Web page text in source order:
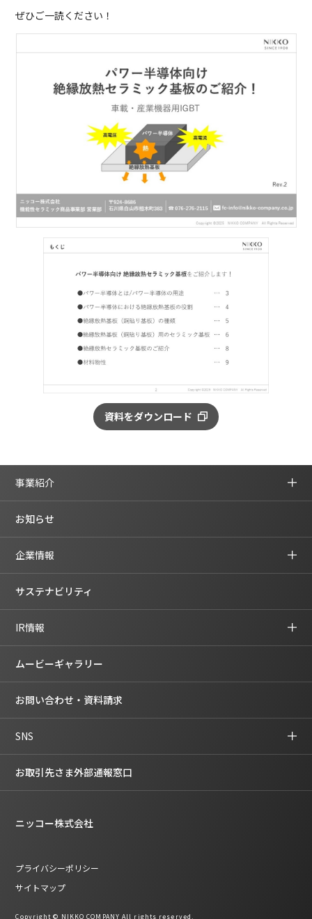
ぜひご一読ください！
資料をダウンロード
事業紹介
お知らせ
企業情報
サステナビリティ
IR情報
ムービーギャラリー
お問い合わせ・資料請求
SNS
お取引先さま外部通報窓口
ニッコー株式会社
プライバシーポリシー
サイトマップ
Copyright © NIKKO COMPANY All rights reserved.